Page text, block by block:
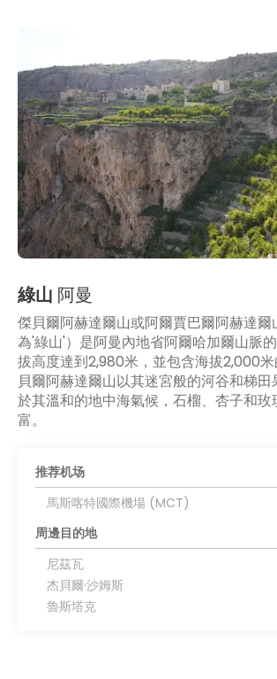
綠山 阿曼
傑貝爾阿赫達爾山或阿爾賈巴爾阿赫達爾
為'綠山'）是阿曼內地省阿爾哈加爾山脈
拔高度達到2,980米，並包含海拔2,000
貝爾阿赫達爾山以其迷宮般的河谷和梯
於其溫和的地中海氣候，石榴、杏子和玫
富。
推荐机场
馬斯喀特國際機場 (MCT)
周邊目的地
尼茲瓦
杰貝爾·沙姆斯
魯斯塔克